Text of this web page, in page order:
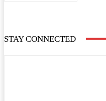
STAY CONNECTED